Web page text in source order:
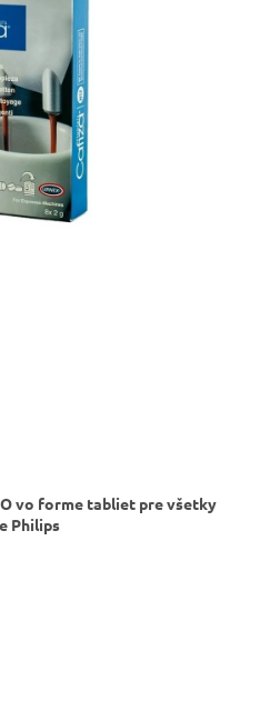
vo forme tabliet pre všetky
Philips